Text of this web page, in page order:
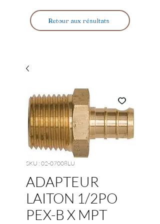
Retour aux résultats
SKU : 02-07008LU
ADAPTEUR
LAITON 1/2PO
PEX-B X MPT